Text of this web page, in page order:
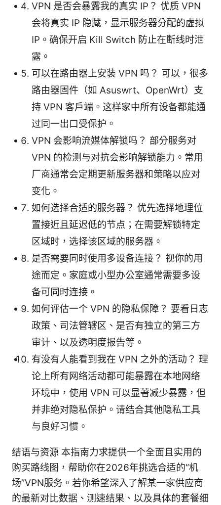
VPN 是否会暴露我的真实 IP？ 优质 VPN
会将真实 IP 隐藏，显示服务器分配的虚拟
IP。确保开启 Kill Switch 防止在断线时泄
露。
可以在路由器上安装 VPN 吗？ 可以，很多
路由器固件（如 Asuswrt、OpenWrt）支
持 VPN 客户端。这样家中所有设备都能通
过同一出口受保护。
VPN 会影响流媒体解锁吗？ 部分服务对
VPN 的检测与对抗会影响解锁能力。常用
厂商通常会定期更新服务器和策略以应对
变化。
如何选择合适的服务器？ 优先选择地理位
置接近且延迟低的节点；在需要解锁特定
区域时，选择该区域的服务器。
是否需要同时使用多设备连接？ 视你的用
途而定。家庭或小型办公室通常需要多设
备可同时连接。
如何评估一个 VPN 的隐私保障？ 要看日志
政策、司法管辖区、是否有独立的第三方
审计、以及透明度报告等。
有没有人能看到我在 VPN 之外的活动？ 理
论上所有网络活动都可能暴露在本地网络
环境中，使用 VPN 可以显著减少暴露，但
并非绝对隐私保护。请结合其他隐私工具
与良好习惯。
结语与资源 本指南力求提供一个全面且实用的
购买路线图，帮助你在2026年挑选合适的“机
场”VPN服务。若你希望深入了解某一家供应商
的最新对比数据、测速结果、以及具体的套餐细